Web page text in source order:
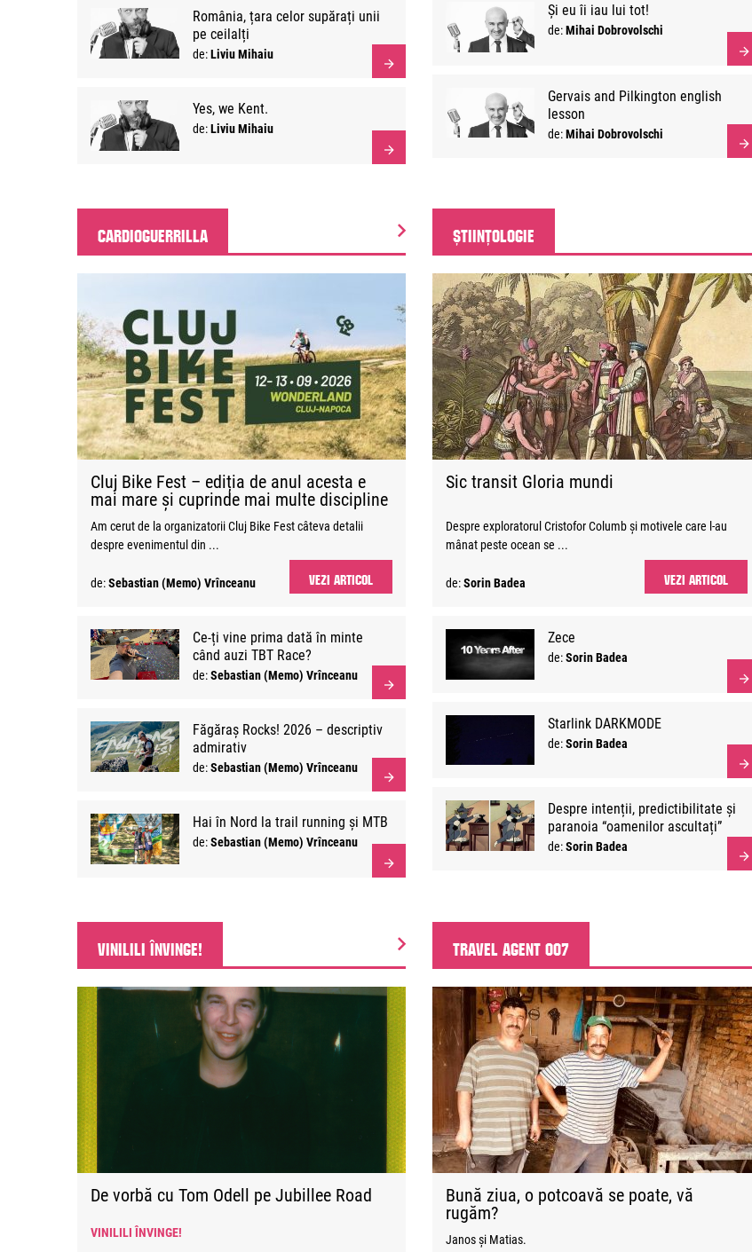
România, țara celor supărați unii
pe ceilalți
de:Liviu Mihaiu
Yes, we Kent.
de:Liviu Mihaiu
Și eu îi iau lui tot!
de:Mihai Dobrovolschi
Gervais and Pilkington english
lesson
de:Mihai Dobrovolschi
CARDIOGUERRILLA
Cluj Bike Fest – ediția de anul acesta e
mai mare și cuprinde mai multe discipline
Am cerut de la organizatorii Cluj Bike Fest câteva detalii
despre evenimentul din ...
de:Sebastian (Memo) Vrînceanu VEZI ARTICOL
Ce-ți vine prima dată în minte
când auzi TBT Race?
de:Sebastian (Memo) Vrînceanu
Făgăraș Rocks! 2026 – descriptiv
admirativ
de:Sebastian (Memo) Vrînceanu
Hai în Nord la trail running și MTB
de:Sebastian (Memo) Vrînceanu
ȘTIINȚOLOGIE
Sic transit Gloria mundi
Despre exploratorul Cristofor Columb și motivele care l-au
mânat peste ocean se ...
de:Sorin Badea VEZI ARTICOL
Zece
de:Sorin Badea
Starlink DARKMODE
de:Sorin Badea
Despre intenții, predictibilitate și
paranoia “oamenilor ascultați”
de:Sorin Badea
VINILILI ÎNVINGE!
De vorbă cu Tom Odell pe Jubillee Road
VINILILI ÎNVINGE!
TRAVEL AGENT 007
Bună ziua, o potcoavă se poate, vă
rugăm?
Janos și Matias.